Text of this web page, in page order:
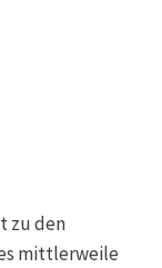
zu den
mittlerweile